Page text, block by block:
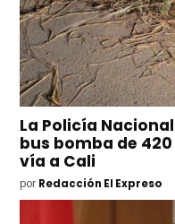
La Policía
bus bomba de
vía a Cali
por Redacción El Expreso